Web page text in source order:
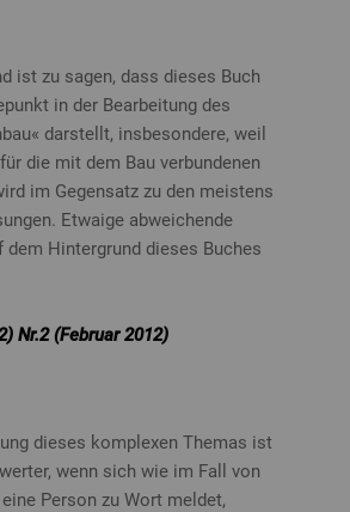
ist zu sagen, dass dieses Buch
in der Bearbeitung des
darstellt, insbesondere, weil
die mit dem Bau verbundenen
im Gegensatz zu den meistens
Etwaige abweichende
dem Hintergrund dieses Buches
Nr.2 (Februar 2012)
dieses komplexen Themas ist
wenn sich wie im Fall von
Person zu Wort meldet,